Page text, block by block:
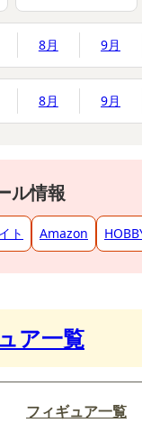
8月 9月
8月 9月
ル情報
ト Amazon
ア一覧
フィギュア一覧